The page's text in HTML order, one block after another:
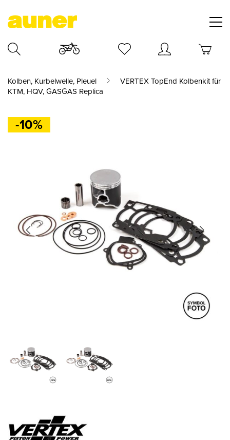
Kolben, Kurbelwelle, Pleuel
VERTEX TopEnd Kolbenkit für
KTM, HQV, GASGAS Replica
-10%